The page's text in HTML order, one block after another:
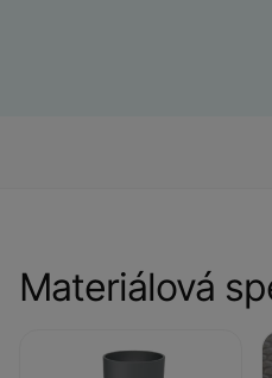
Materiálová